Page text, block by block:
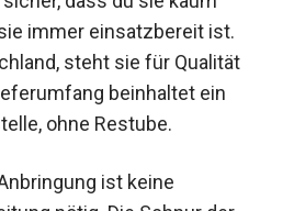
dass du sie kaum
immer einsatzbereit ist.
steht sie für Qualität
beinhaltet ein
ohne Restube.
ist keine